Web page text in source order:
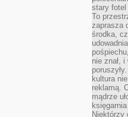
stary fotel
To
zaprasza
środka,
nie znał,
kultura
reklamą.
mądrze
Niektórzy